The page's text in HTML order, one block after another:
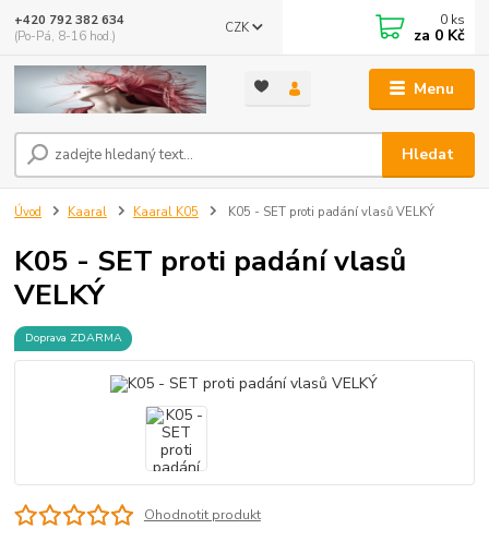
Menu
CZK
Hledat
+420 792 382 634
(Po-Pá, 8-16 hod.)
0 ks
za 0 Kč
Úvod Kaaral Kaaral K05 K05 - SET proti padání vlasů VELKÝ
K05 - SET proti padání vlasů
VELKÝ
Doprava ZDARMA
Ohodnotit produkt